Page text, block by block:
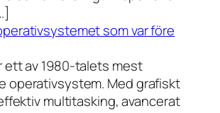
som var före
ett av 1980-talets mest
operativsystem. Med grafiskt
multitasking, avancerat